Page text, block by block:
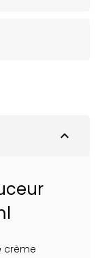
expand_less
crème